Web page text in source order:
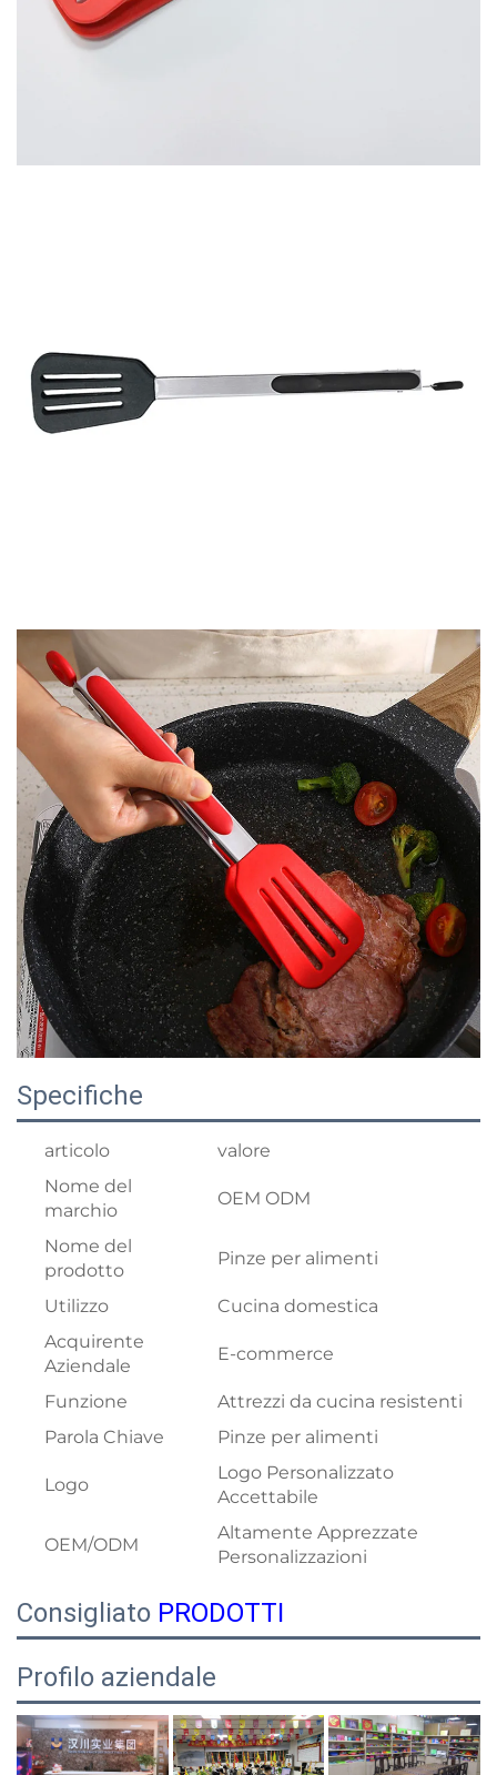
Specifiche
articolo
valore
Nome del
marchio
OEM ODM
Nome del
prodotto
Pinze per alimenti
Utilizzo
Cucina domestica
Acquirente
Aziendale
E-commerce
Funzione
Attrezzi da cucina resistenti
Parola Chiave
Pinze per alimenti
Logo
Logo Personalizzato
Accettabile
OEM/ODM
Altamente Apprezzate
Personalizzazioni
Consigliato PRODOTTI
Profilo aziendale